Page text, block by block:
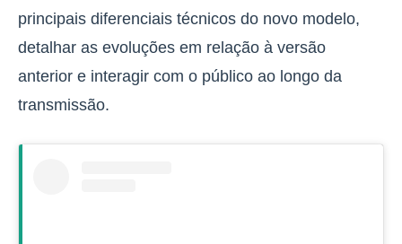
principais diferenciais técnicos do novo modelo,
detalhar as evoluções em relação à versão
anterior e interagir com o público ao longo da
transmissão.